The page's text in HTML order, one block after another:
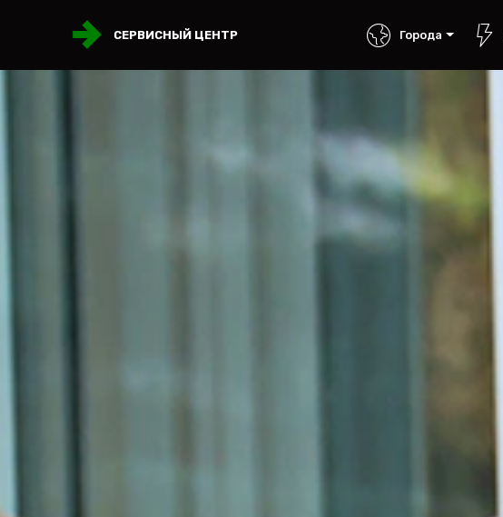
СЕРВИСНЫЙ ЦЕНТР Города